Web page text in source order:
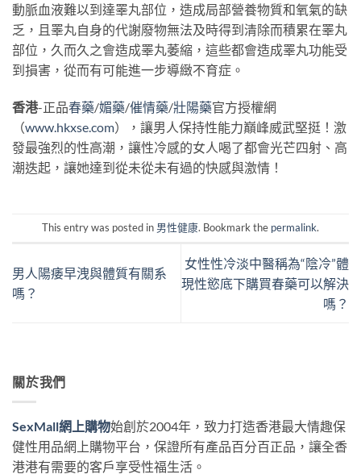
動脈血液難以到達睪丸部位，造成局部營養物質和氧氣的缺
乏，且睪丸自身的代謝廢物無法及時得到清除而積累在睪丸
部位，久而久之會造成睪丸萎縮，這些都會造成睪丸功能受
到損害，從而有可能進一步導緻不育症。
香港-正品春藥/媚藥/催情藥/壯陽藥官方授權網
（www.hkxse.com），讓男人保持性能力巔峰威武堅挺！激
發最強烈的性高潮，讓性冷感的女人喝了都會光芒四射、高
潮迭起，讓她達到從未從未有過的快感與激情！
This entry was posted in 男性健康. Bookmark the permalink.
男人陽痿早洩與體質有關系
嗎？
女性性冷淡中醫稱為“陰冷”體
現性慾底下購買春藥可以解決
嗎？
關於我們
SexMall網上購物始創於2004年，致力打造香港最大情趣保
健性用品網上購物平台，保證所有產品百分百正品，讓全香
港港有需要的客戶享受性福生活。